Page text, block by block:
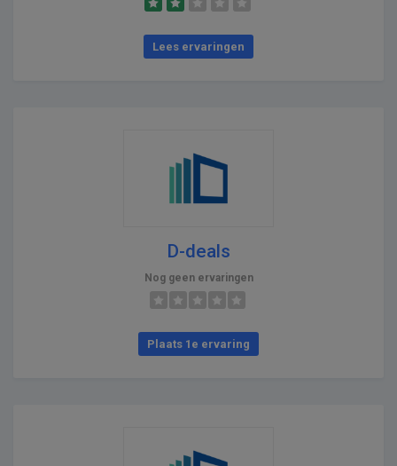
Lees ervaringen
D-deals
Nog geen ervaringen
Plaats 1e ervaring